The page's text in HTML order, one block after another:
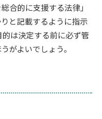
合的に支援する法律」
と記載するように指示
は決定する前に必ず管
がよいでしょう。